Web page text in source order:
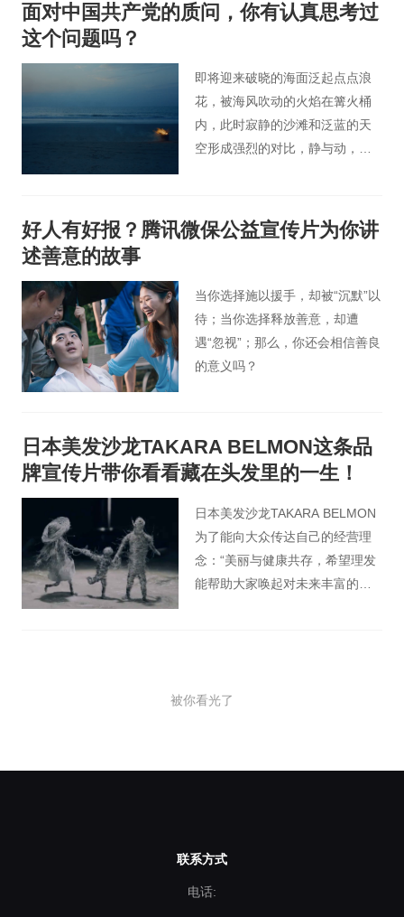
面对中国共产党的质问，你有认真思考过
这个问题吗？
即将迎来破晓的海面泛起点点浪
花，被海风吹动的火焰在篝火桶
内，此时寂静的沙滩和泛蓝的天
空形成强烈的对比，静与动，蓝
好人有好报？腾讯微保公益宣传片为你讲
述善意的故事
当你选择施以援手，却被“沉默”以
待；当你选择释放善意，却遭
遇“忽视”；那么，你还会相信善良
的意义吗？
日本美发沙龙TAKARA BELMON这条品
牌宣传片带你看看藏在头发里的一生！
日本美发沙龙TAKARA BELMON
为了能向大众传达自己的经营理
念：“美丽与健康共存，希望理发
能帮助大家唤起对未来丰富的想
描述了一个藏在头发里的世界。
被你看光了
联系方式
电话: